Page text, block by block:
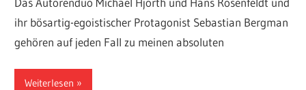
ihr bösartig-egoistischer Protagonist Sebastian Bergman
gehören auf jeden Fall zu meinen absoluten
Weiterlesen